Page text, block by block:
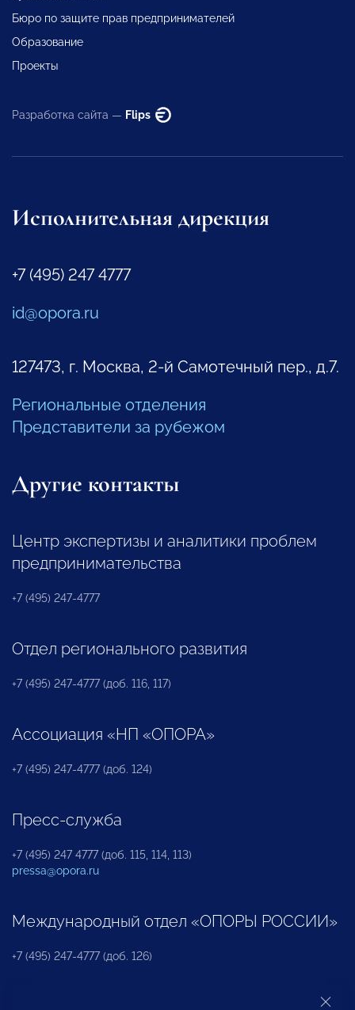
Бюро по защите прав предпринимателей
Образование
Проекты
Разработка сайта — Flips
Исполнительная дирекция
+7 (495) 247 4777
id@opora.ru
127473, г. Москва, 2-й Самотечный пер., д.7.
Региональные отделения
Представители за рубежом
Другие контакты
Центр экспертизы и аналитики проблем
предпринимательства
+7 (495) 247-4777
Отдел регионального развития
+7 (495) 247-4777 (доб. 116, 117)
Ассоциация «НП «ОПОРА»
+7 (495) 247-4777 (доб. 124)
Пресс-служба
+7 (495) 247 4777 (доб. 115, 114, 113)
pressa@opora.ru
Международный отдел «ОПОРЫ РОССИИ»
+7 (495) 247-4777 (доб. 126)